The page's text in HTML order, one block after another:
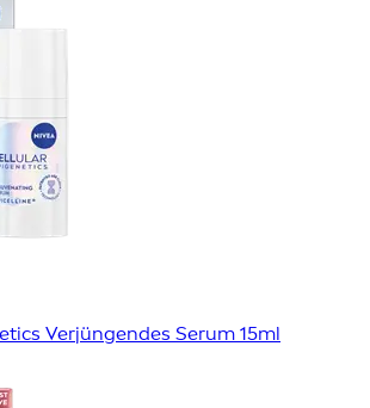
Verjüngendes Serum 15ml